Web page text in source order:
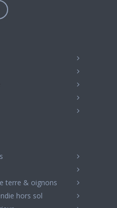
terre & oignons
hors sol